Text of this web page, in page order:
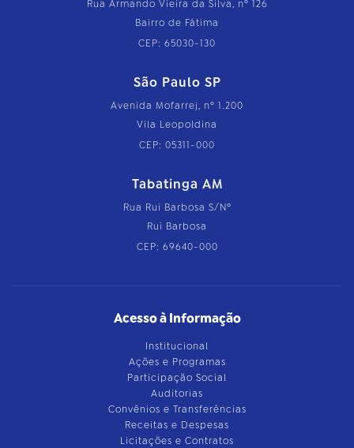
Rua Armando Vieira da Silva, nº 126
Bairro de Fátima
CEP: 65030-130
São Paulo SP
Avenida Mofarrej, nº 1.200
Vila Leopoldina
CEP: 05311-000
Tabatinga AM
Rua Rui Barbosa S/Nº
Rui Barbosa
CEP: 69640-000
Acesso à Informação
Institucional
Ações e Programas
Participação Social
Auditorias
Convênios e Transferências
Receitas e Despesas
Licitações e Contratos